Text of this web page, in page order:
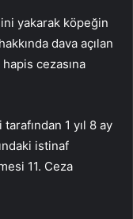
yakarak köpeğin
dava açılan
cezasına
1 yıl 8 ay
istinaf
11. Ceza